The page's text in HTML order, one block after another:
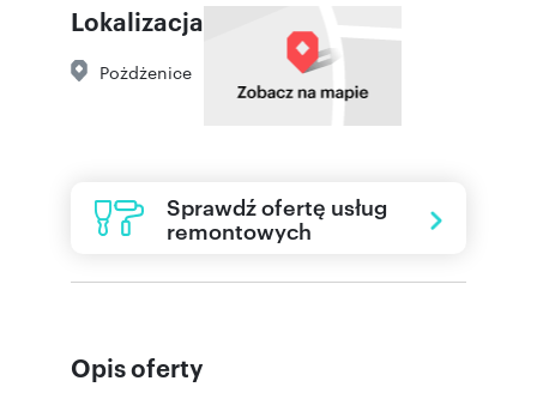
Lokalizacja
Pożdżenice
Sprawdź ofertę usług
remontowych
Opis oferty